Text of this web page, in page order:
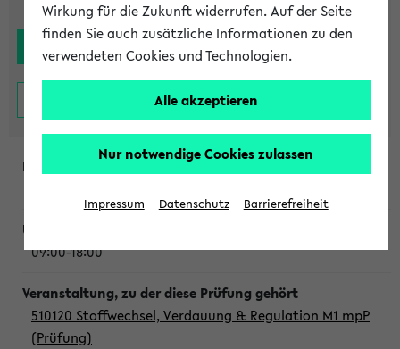
09:00-18:00
510120 Stoffwechsel, Verdauung & Regulation M1 mpP
(Prüfung)
Wirkung für die Zukunft widerrufen. Auf der Seite
finden Sie auch zusätzliche Informationen zu den
verwendeten Cookies und Technologien.
Alle akzeptieren
Nur notwendige Cookies zulassen
Impressum Datenschutz Barrierefreiheit